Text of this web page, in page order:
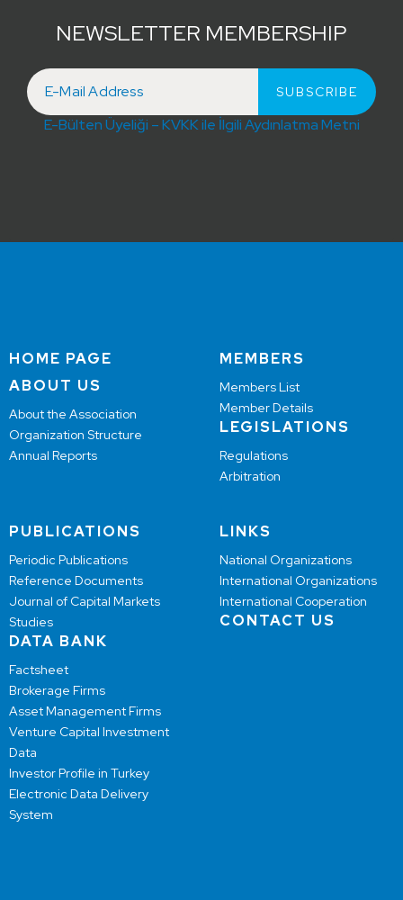
NEWSLETTER MEMBERSHIP
E-Bülten Üyeliği – KVKK ile İlgili Aydınlatma Metni
HOME PAGE
ABOUT US
About the Association
Organization Structure
Annual Reports
MEMBERS
Members List
Member Details
LEGISLATIONS
Regulations
Arbitration
PUBLICATIONS
Periodic Publications
Reference Documents
Journal of Capital Markets
Studies
DATA BANK
Factsheet
Brokerage Firms
Asset Management Firms
Venture Capital Investment
Data
Investor Profile in Turkey
Electronic Data Delivery
System
LINKS
National Organizations
International Organizations
International Cooperation
CONTACT US